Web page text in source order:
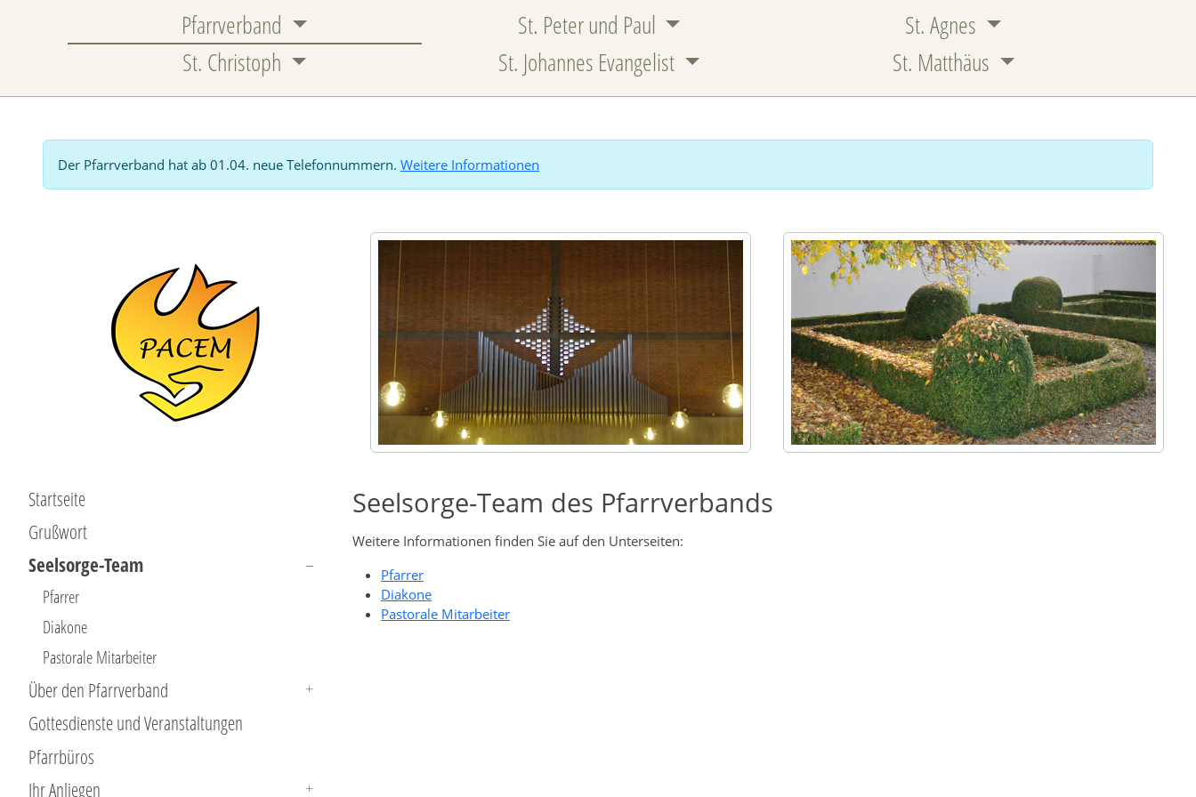
Pfarrverband St. Peter und Paul
St. Agnes
St. Christoph
St. Johannes Evangelist St. Matthäus
Der Pfarrverband hat ab 01.04. neue Telefonnummern. Weitere Informationen
Startseite
Grußwort
Seelsorge-Team
Pfarrer
Diakone
Pastorale Mitarbeiter
Über den Pfarrverband
Gottesdienste und Veranstaltungen
Pfarrbüros
Ihr Anliegen
Seelsorge-Team des Pfarrverbands
Weitere Informationen finden Sie auf den Unterseiten:
Pfarrer
Diakone
Pastorale Mitarbeiter